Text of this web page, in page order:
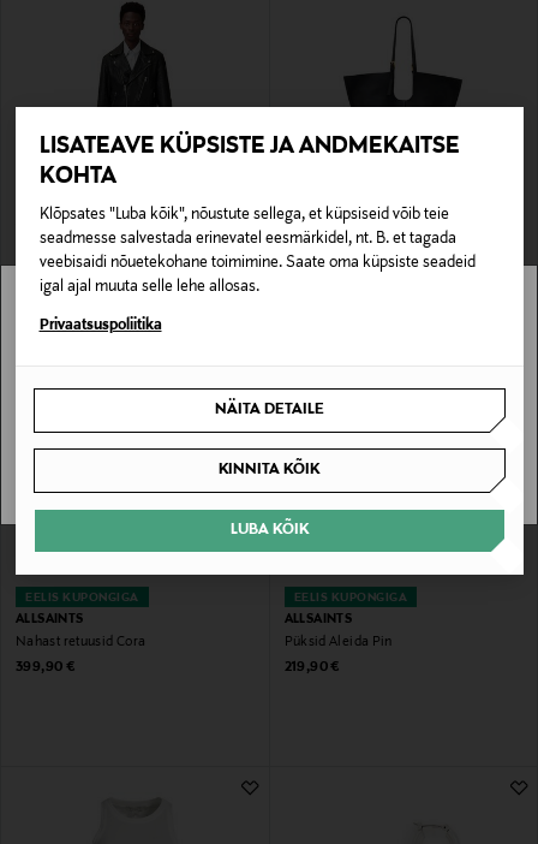
LISATEAVE KÜPSISTE JA ANDMEKAITSE
KOHTA
Klõpsates "Luba kõik", nõustute sellega, et küpsiseid võib teie
seadmesse salvestada erinevatel eesmärkidel, nt. B. et tagada
veebisaidi nõuetekohane toimimine. Saate oma küpsiste seadeid
igal ajal muuta selle lehe allosas.
Privaatsuspoliitika
NÄITA DETAILE
KINNITA KÕIK
LUBA KÕIK
ALLSAINTS
Nahkjakk Comet Biker
Discounted Price
329,00 € Original Price
549,90 €
ALLSAINTS
Nahkkott Ara E/W Tote
Discounted Price
197,40 € Original Price
339,90 €
EELIS KUPONGIGA
ALLSAINTS
Nahast retuusid Cora
Original Price
399,90 €
EELIS KUPONGIGA
ALLSAINTS
Püksid Aleida Pin
Original Price
219,90 €
Stockmann pole Sinu riigis saadaval.
SAAN ARU